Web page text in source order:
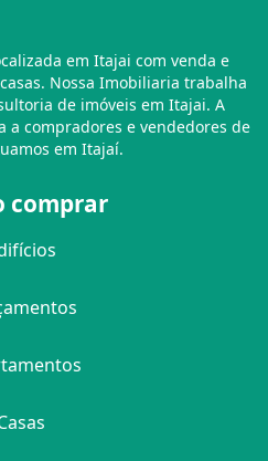
em Itajai com venda e
Nossa Imobiliaria trabalha
de imóveis em Itajai. A
a compradores e vendedores de
em Itajaí.
comprar